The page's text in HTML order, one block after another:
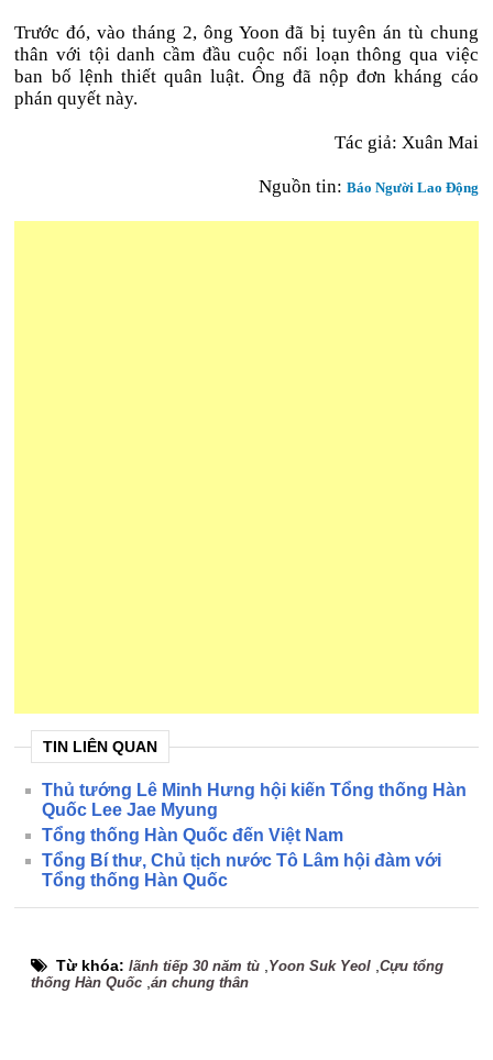
Trước đó, vào tháng 2, ông Yoon đã bị tuyên án tù chung
thân với tội danh cầm đầu cuộc nổi loạn thông qua việc
ban bố lệnh thiết quân luật. Ông đã nộp đơn kháng cáo
phán quyết này.
Tác giả: Xuân Mai
Nguồn tin: Báo Người Lao Động
TIN LIÊN QUAN
Thủ tướng Lê Minh Hưng hội kiến Tổng thống Hàn
Quốc Lee Jae Myung
Tổng thống Hàn Quốc đến Việt Nam
Tổng Bí thư, Chủ tịch nước Tô Lâm hội đàm với
Tổng thống Hàn Quốc
Từ khóa:lãnh tiếp 30 năm tù Yoon Suk Yeol ,Cựu tổng
thống Hàn Quốc ,án chung thân